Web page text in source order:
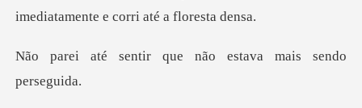
imediatam
r que não estava ma